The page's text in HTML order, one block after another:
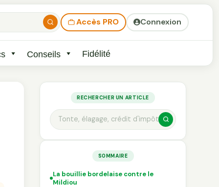
Accès PRO Connexion
Conseils Fidélité
RECHERCHER UN ARTICLE
SOMMAIRE
La bouillie bordelaise contre le
Mildiou